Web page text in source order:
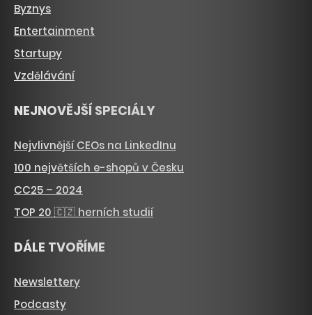
Byznys
Entertainment
Startupy
Vzdělávání
NEJNOVĚJŠÍ SPECIÁLY
Nejvlivnější CEOs na LinkedInu
100 největších e-shopů v Česku
CC25 – 2024
TOP 20 🇨🇿 herních studií
DÁLE TVOŘÍME
Newslettery
Podcasty